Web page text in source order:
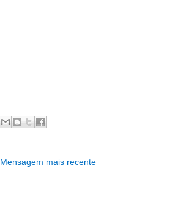
Mensagem mais recente